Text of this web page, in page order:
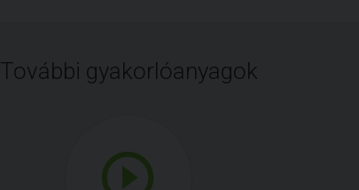
További gyakorlóanyagok